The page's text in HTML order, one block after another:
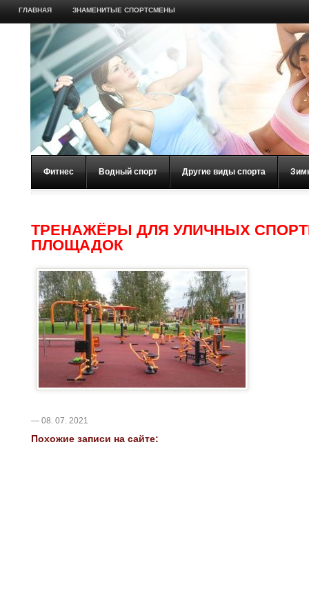
ГЛАВНАЯ ЗНАМЕНИТЫЕ СПОРТСМЕНЫ
Фитнес Водный спорт Другие виды спорта
ТРЕНАЖЁРЫ ДЛЯ УЛИЧНЫХ
ПЛОЩАДОК
— 08. 07. 2021
Похожие записи на сайте: